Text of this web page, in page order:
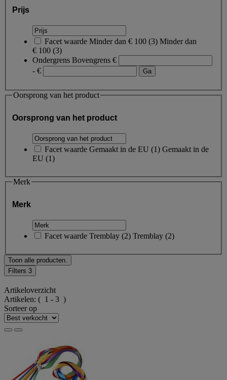
Prijs
Facet waarde Minder dan € 100 (3) Minder dan
€ 100 (3)
Ondergrens Bovengrens €
- €
Oorsprong van het product
Oorsprong van het product
Facet waarde Gemaakt in de EU (1) Gemaakt in de
EU (1)
Merk
Merk
Facet waarde Tremblay (2) Tremblay (2)
Toon alle producten.
Filters 3
Artikeloverzicht
Artikelen: ( 1 - 3 )
Sorteer op